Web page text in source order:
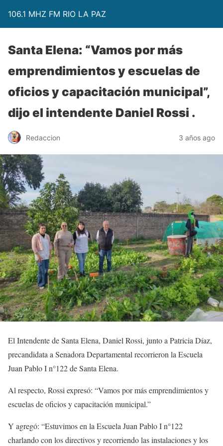
106.1 MHZ FM RIO LA PAZ
Santa Elena: “Vamos por más
emprendimientos y escuelas de
oficios y capacitación municipal”,
dijo el intendente Daniel Rossi .
Redaccion 3 años ago
El Intendente de Santa Elena, Daniel Rossi, junto a Patricia Díaz,
precandidata a Senadora Departamental recorrieron la Escuela
Juan Pablo I n°122 de Santa Elena.
Al respecto, Rossi expresó: “Vamos por más emprendimientos y
escuelas de oficios y capacitación municipal.”
Y agregó: “Estuvimos en la Escuela Juan Pablo I n°122
charlando con los directivos y recorriendo las instalaciones y los